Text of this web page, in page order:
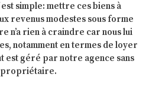
simple: mettre ces biens à
revenus modestes sous forme
n’a rien à craindre car nous lui
notamment en termes de loyer
est géré par notre agence sans
propriétaire.